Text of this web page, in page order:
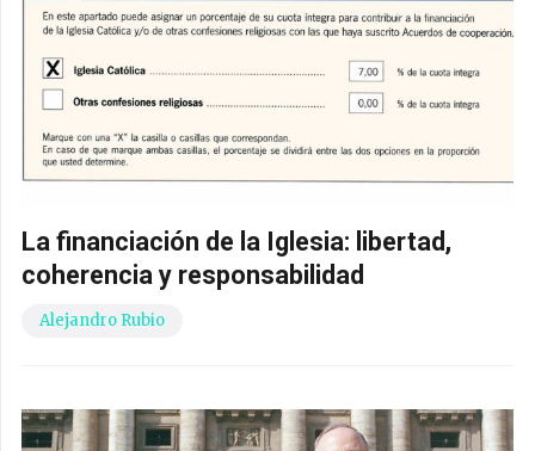
La financiación de la Iglesia: libertad,
coherencia y responsabilidad
Alejandro Rubio